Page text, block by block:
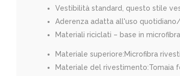
Vestibilità standard, questo stile
Aderenza adatta all'uso
Materiali riciclati – base in
Materiale superiore:Microfibra
Materiale del rivestimento:Tomaia